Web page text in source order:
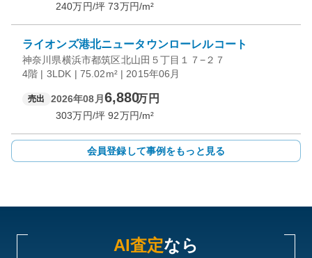
240万円/坪 73万円/m²
ライオンズ港北ニュータウンローレルコート
神奈川県横浜市都筑区北山田５丁目１７−２７
4階 | 3LDK | 75.02m² | 2015年06月
売出 2026年08月 6,880万円
303万円/坪 92万円/m²
会員登録して事例をもっと見る
AI査定なら